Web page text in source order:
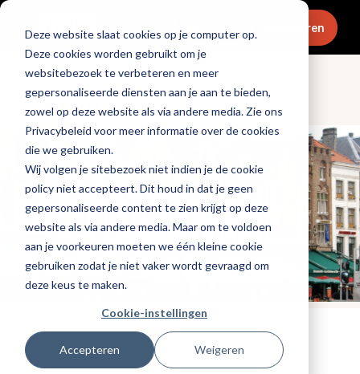
Deze website slaat cookies op je computer op.
Deze cookies worden gebruikt om je
websitebezoek te verbeteren en meer
gepersonaliseerde diensten aan je aan te bieden,
zowel op deze website als via andere media. Zie ons
Privacybeleid voor meer informatie over de cookies
die we gebruiken.
Wij volgen je sitebezoek niet indien je de cookie
policy niet accepteert. Dit houd in dat je geen
gepersonaliseerde content te zien krijgt op deze
website als via andere media. Maar om te voldoen
aan je voorkeuren moeten we één kleine cookie
gebruiken zodat je niet vaker wordt gevraagd om
deze keus te maken.
Cookie-instellingen
Accepteren Weigeren
Menu Abonneren
Blog - Entree
Tags:personeel,bedrijfsvoering
Gepubliceerd op: 30 juli 2024